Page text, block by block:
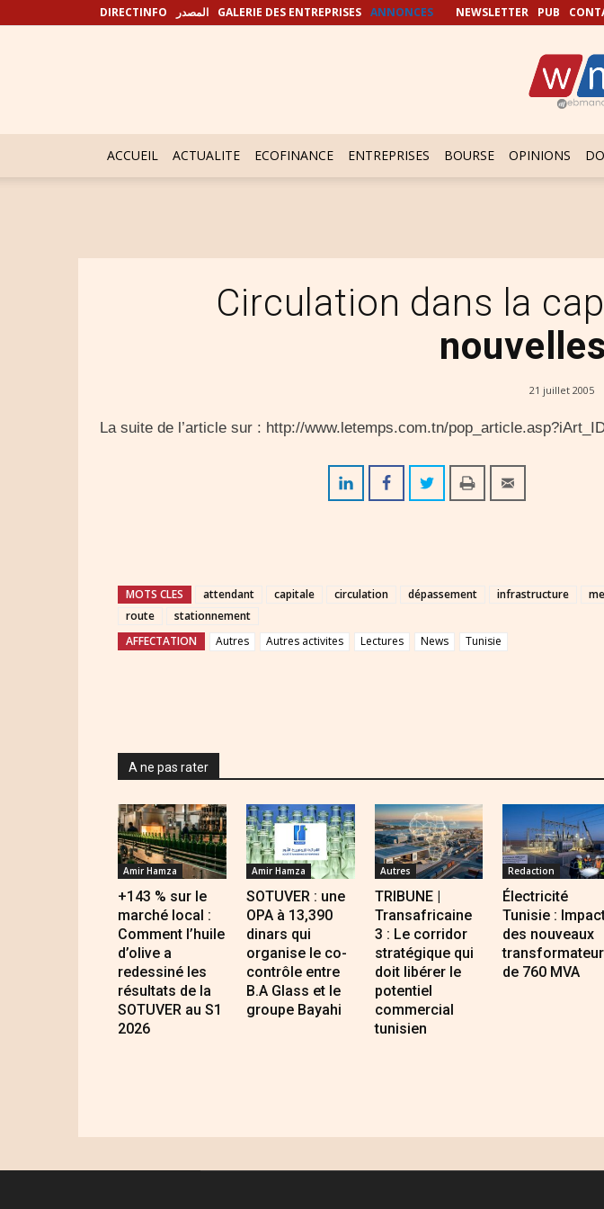
DIRECTINFO المصدر GALERIE DES ENTREPRISES ANNONCES NEWSLETTER PUB
ACCUEIL ACTUALITE ECOFINANCE ENTREPRISES BOURSE OPINIONS
Circulation dans la
21 juillet 2005
La suite de l’article sur : http://www.letemps.com.tn/
MOTS CLES attendant capitale circulation dépassement infrastructure
route
stationnement
AFFECTATION
Autres Autres activites Lectures News Tunisie
A ne pas rater
Amir Hamza
+143 % sur le
marché local :
Comment l’huile
d’olive a
redessiné les
résultats de la
SOTUVER au S1
2026
Amir Hamza
SOTUVER : une
OPA à 13,390
dinars qui
organise le co-
contrôle entre
B.A Glass et le
groupe Bayahi
Autres
TRIBUNE |
Transafricaine
3 : Le corridor
stratégique qui
doit libérer le
potentiel
commercial
tunisien
Redaction
Électricité
Tunisie :
des nouveaux
de 760 MVA